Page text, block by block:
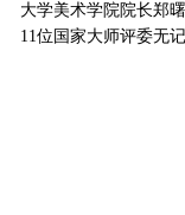
大学美术学院院长郑
11位国家大师评委无